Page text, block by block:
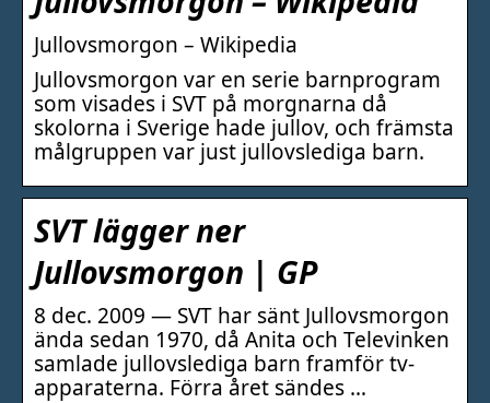
Jullovsmorgon – Wikipedia
Jullovsmorgon var en serie barnprogram
som visades i SVT på morgnarna då
skolorna i Sverige hade jullov, och främsta
målgruppen var just jullovslediga barn.
SVT lägger ner
Jullovsmorgon | GP
8 dec. 2009 — SVT har sänt Jullovsmorgon
ända sedan 1970, då Anita och Televinken
samlade jullovslediga barn framför tv-
apparaterna. Förra året sändes …